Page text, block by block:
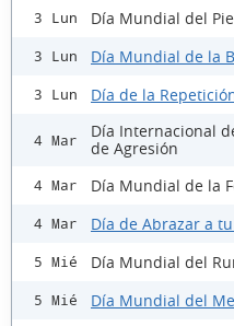
3 Lun Día Mundial del
3 Lun Día Mundial de la
3 Lun Día de la
4 Mar
Día Internacional
de Agresión
4 Mar Día Mundial de la
4 Mar Día de Abrazar a
5 Mié Día Mundial del
5 Mié Día Mundial del